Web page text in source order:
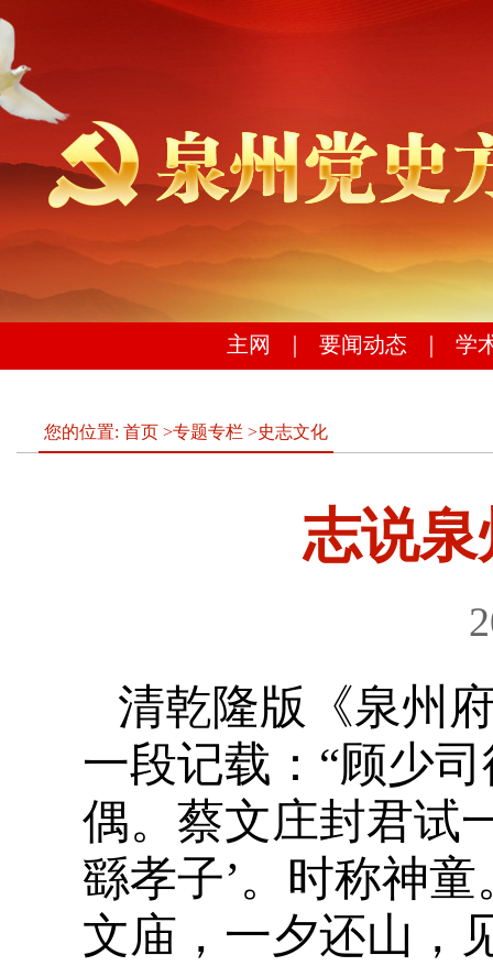
主网 要闻动态 学
您的位置: 首页 >专题专栏 >史志文化
志说
清乾隆版《泉州
一段记载：“顾少
偶。蔡文庄封君试
繇孝子’。时称神
文庙，一夕还山，